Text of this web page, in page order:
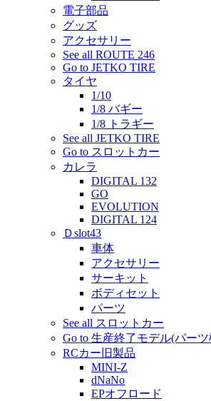
電子部品
グッズ
アクセサリー
See all ROUTE 246
Go to JETKO TIRE
タイヤ
1/10
1/8 バギー
1/8 トラギー
See all JETKO TIRE
Go to スロットカー
カレラ
DIGITAL 132
GO
EVOLUTION
DIGITAL 124
Ｄslot43
車体
アクセサリー
サーキット
ボディセット
パーツ
See all スロットカー
Go to 生産終了モデル(パー
RCカー旧製品
MINI-Z
dNaNo
EPオフロード